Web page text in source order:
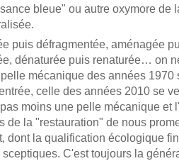
bleue" ou autre oxymore de
puis défragmentée, aménagée
dénaturée puis renaturée… on
mécanique des années
celle des années 2010 se
moins une pelle mécanique et
de la "restauration" de nous
dont la qualification écologique
C'est toujours la